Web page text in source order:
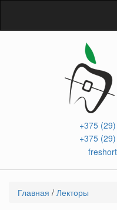
основному
+375
+375
Вы
Главная / Лекторы